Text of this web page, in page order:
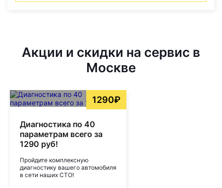
Акции и скидки на сервис в
Москве
1290₽
Диагностика по 40
параметрам всего за
1290 руб!
Пройдите комплексную
диагностику вашего автомобиля
в сети наших СТО!